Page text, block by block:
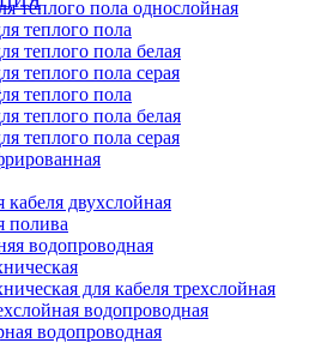
теплого пола однослойная
теплого пола
теплого пола белая
теплого пола серая
теплого пола
теплого пола белая
теплого пола серая
двухслойная
полива
водопроводная
для кабеля трехслойная
водопроводная
водопроводная